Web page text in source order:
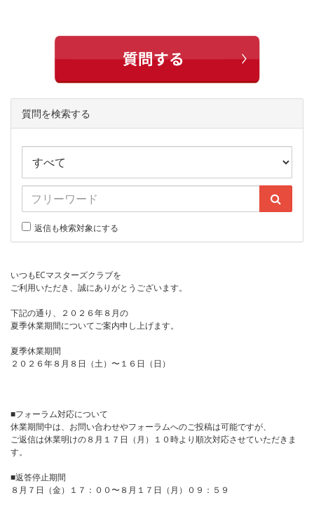
質問を検索する
返信も検索対象にする
いつもECマスターズクラブを
ご利用いただき、誠にありがとうございます。
下記の通り、２０２６年８月の
夏季休業期間についてご案内申し上げます。
夏季休業期間
２０２６年８月８日（土）〜１６日（日）
■フォーラム対応について
休業期間中は、お問い合わせやフォーラムへのご投稿は可能ですが、
ご返信は休業明けの８月１７日（月）１０時より順次対応させていただきま
す。
■返答停止期間
８月７日（金）１７：００〜８月１７日（月）０９：５９